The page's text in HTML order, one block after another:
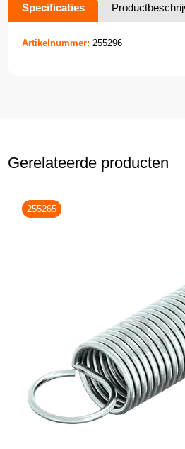
Specificaties
Artikelnummer: 255296
Gerelateerde producten
255265